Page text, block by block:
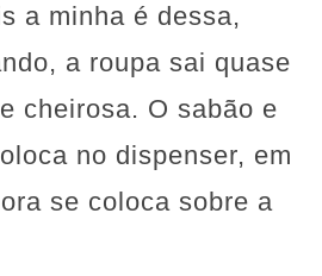
a minha é dessa,
a roupa sai quase
cheirosa. O sabão e
no dispenser, em
se coloca sobre a